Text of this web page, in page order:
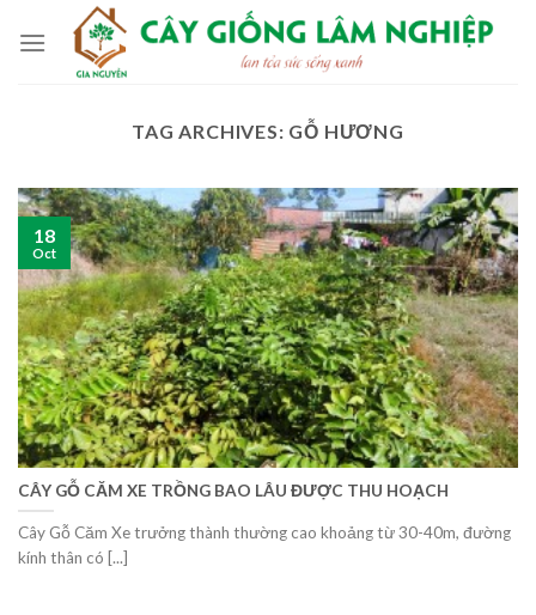
TAG ARCHIVES: GỖ HƯƠNG
CÂY GỖ CĂM XE TRỒNG BAO LÂU ĐƯỢC THU HOẠCH
Cây Gỗ Căm Xe trưởng thành thường cao khoảng từ 30-40m, đường
kính thân có [...]
18
Oct